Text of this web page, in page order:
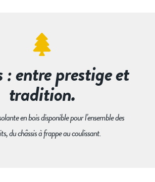
: entre prestige et
tradition.
en bois disponible pour l’ensemble des
du châssis à frappe au coulissant.